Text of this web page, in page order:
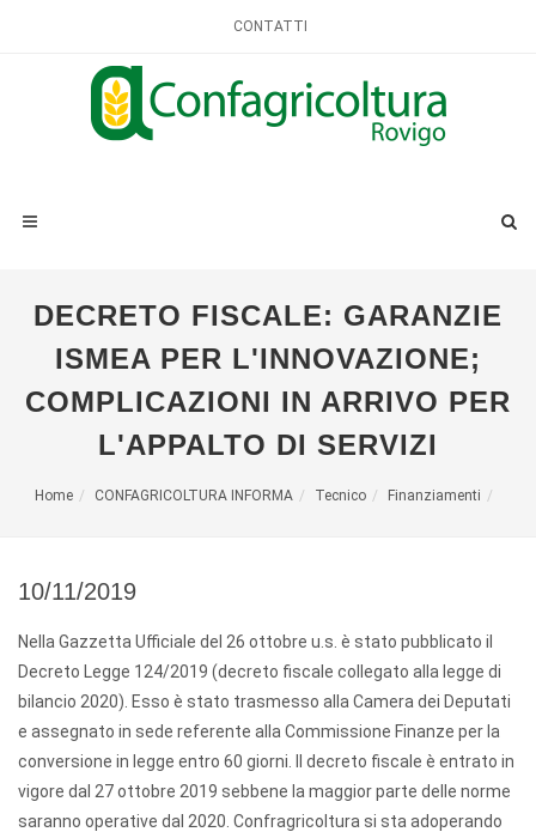
CONTATTI
DECRETO FISCALE: GARANZIE
ISMEA PER L'INNOVAZIONE;
COMPLICAZIONI IN ARRIVO PER
L'APPALTO DI SERVIZI
Home CONFAGRICOLTURA INFORMA Tecnico Finanziamenti
10/11/2019
Nella Gazzetta Ufficiale del 26 ottobre u.s. è stato pubblicato il
Decreto Legge 124/2019 (decreto fiscale collegato alla legge di
bilancio 2020). Esso è stato trasmesso alla Camera dei Deputati
e assegnato in sede referente alla Commissione Finanze per la
conversione in legge entro 60 giorni. Il decreto fiscale è entrato in
vigore dal 27 ottobre 2019 sebbene la maggior parte delle norme
saranno operative dal 2020. Confragricoltura si sta adoperando